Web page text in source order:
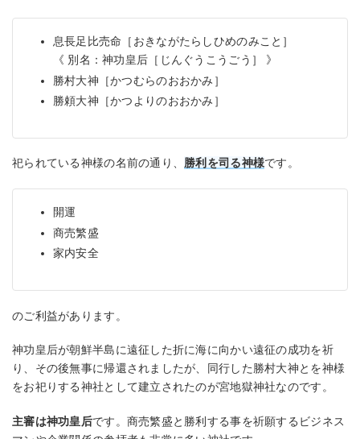
息長足比売命［おきながたらしひめのみこと］
《 別名：神功皇后［じんぐうこうごう］ 》
勝村大神［かつむらのおおかみ］
勝頼大神［かつよりのおおかみ］
祀られている神様の名前の通り、 勝利を司る神様です。
開運
商売繁盛
家内安全
のご利益があります。
神功皇后が朝鮮半島に遠征した折に海に向かい遠征の成功を祈
り、その後無事に帰還されましたが、同行した勝村大神とを神様
をお祀りする神社として建立されたのが宮地獄神社なのです。
主審は神功皇后です。商売繁盛と勝利する事を祈願するビジネス